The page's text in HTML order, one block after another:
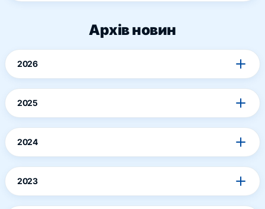
Архів новин
2026
2025
2024
2023